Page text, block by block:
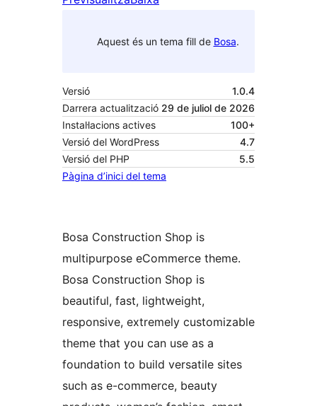
Aquest és un tema fill de Bosa.
Versió
1.0.4
Darrera actualització 29 de juliol de 2026
Instal·lacions actives
100+
Versió del WordPress
4.7
Versió del PHP
5.5
Pàgina d’inici del tema
Bosa Construction Shop is
multipurpose eCommerce theme.
Bosa Construction Shop is
beautiful, fast, lightweight,
responsive, extremely customizable
theme that you can use as a
foundation to build versatile sites
such as e-commerce, beauty